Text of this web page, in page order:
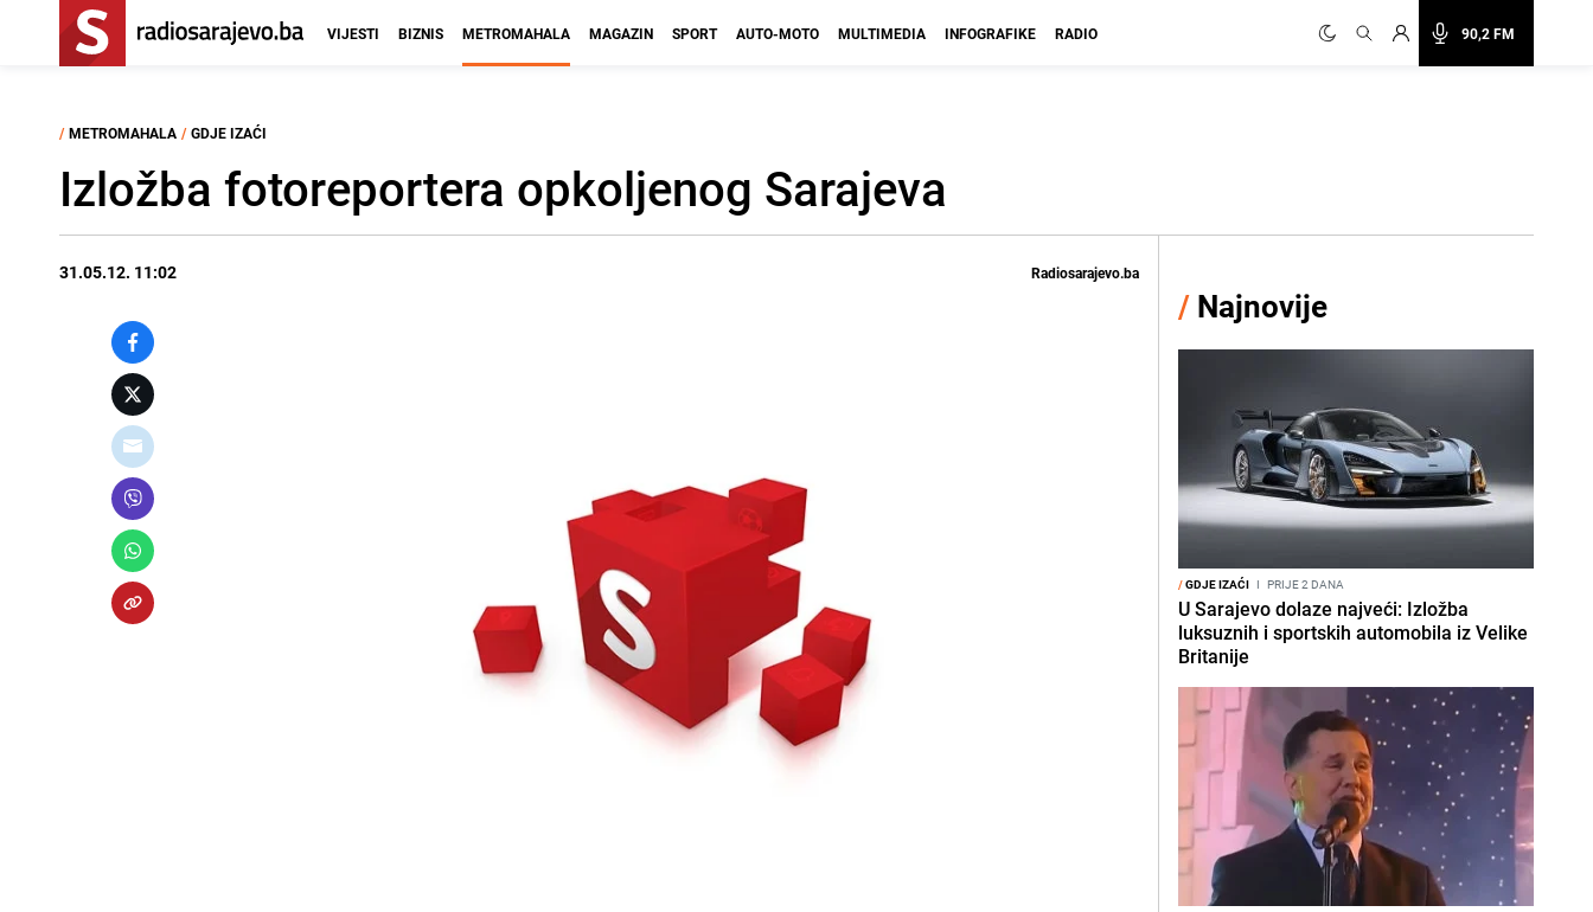
90,2 FM
VIJESTI BIZNIS METROMAHALA MAGAZIN SPORT AUTO-MOTO MULTIMEDIA INFOGRAFIKE RADIO
/ METROMAHALA / GDJE IZAĆI
Izložba fotoreportera opkoljenog Sarajeva
31.05.12. 11:02 Radiosarajevo.ba
/ Najnovije
/GDJE IZAĆI I PRIJE 2 DANA
U Sarajevo dolaze najveći: Izložba
luksuznih i sportskih automobila iz Velike
Britanije